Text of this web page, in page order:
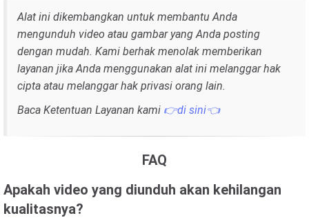
Alat ini dikembangkan untuk membantu Anda
mengunduh video atau gambar yang Anda posting
dengan mudah. Kami berhak menolak memberikan
layanan jika Anda menggunakan alat ini melanggar hak
cipta atau melanggar hak privasi orang lain.
Baca Ketentuan Layanan kami 👉di sini👈
FAQ
Apakah video yang diunduh akan kehilangan
kualitasnya?